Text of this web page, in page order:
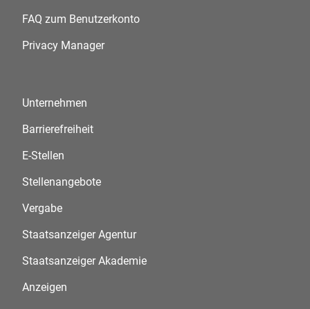
FAQ zum Benutzerkonto
Privacy Manager
Unternehmen
Barrierefreiheit
E-Stellen
Stellenangebote
Vergabe
Staatsanzeiger Agentur
Staatsanzeiger Akademie
Anzeigen